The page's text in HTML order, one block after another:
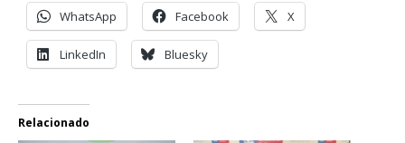
WhatsApp Facebook X
LinkedIn Bluesky
Relacionado